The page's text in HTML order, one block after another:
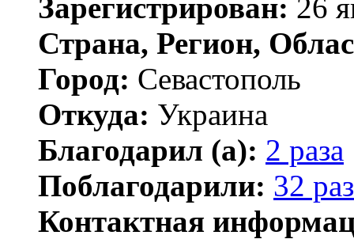
Зарегистрирован: 26
Страна, Регион,
Город: Севастополь
Откуда: Украина
Благодарил (а): 2 раза
Поблагодарили: 32
Контактная